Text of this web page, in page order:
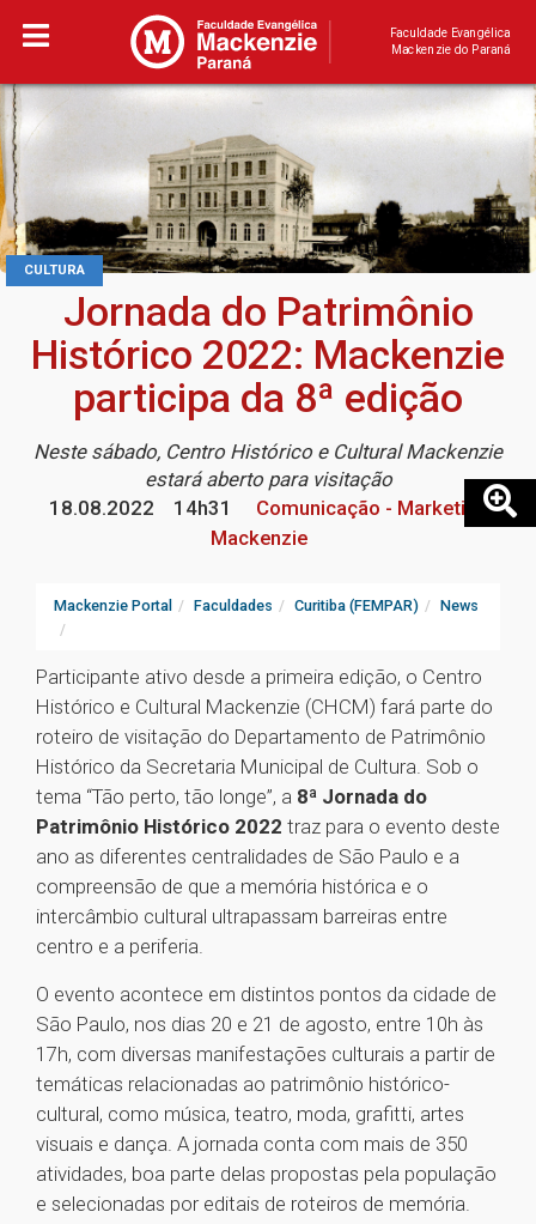
Faculdade Evangélica
Mackenzie do Paraná
CULTURA
Jornada do Patrimônio
Histórico 2022: Mackenzie
participa da 8ª edição
Neste sábado, Centro Histórico e Cultural Mackenzie
estará aberto para visitação
18.08.2022
14h31
Comunicação - Marketing
Mackenzie
Mackenzie Portal Faculdades Curitiba (FEMPAR) News
Participante ativo desde a primeira edição, o Centro
Histórico e Cultural Mackenzie (CHCM) fará parte do
roteiro de visitação do Departamento de Patrimônio
Histórico da Secretaria Municipal de Cultura. Sob o
tema “Tão perto, tão longe”, a 8ª Jornada do
Patrimônio Histórico 2022 traz para o evento deste
ano as diferentes centralidades de São Paulo e a
compreensão de que a memória histórica e o
intercâmbio cultural ultrapassam barreiras entre
centro e a periferia.
O evento acontece em distintos pontos da cidade de
São Paulo, nos dias 20 e 21 de agosto, entre 10h às
17h, com diversas manifestações culturais a partir de
temáticas relacionadas ao patrimônio histórico-
cultural, como música, teatro, moda, grafitti, artes
visuais e dança. A jornada conta com mais de 350
atividades, boa parte delas propostas pela população
e selecionadas por editais de roteiros de memória.